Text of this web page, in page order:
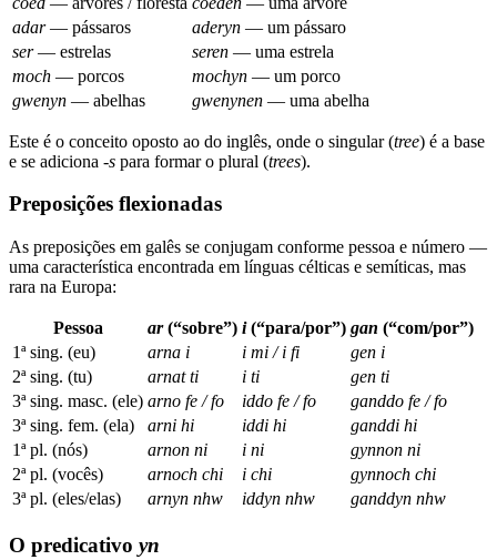
adar— pássaros aderyn — um pássaro
ser— estrelas seren — uma estrela
moch — porcos mochyn — um porco
gwenyn — abelhas gwenynen — uma abelha
Este é o conceito oposto ao do inglês, onde o singular (tree) é a base
e se adiciona -s para formar o plural (trees).
Preposições flexionadas
As preposições em galês se conjugam conforme pessoa e número —
uma característica encontrada em línguas célticas e semíticas, mas
rara na Europa:
Pessoa ar(“sobre”) i(“para/por”) gan (“com/por”)
1ª sing. (eu)
arna i i mi / i fi
gen i
2ª sing. (tu)
arnat ti i ti
gen ti
3ª sing. masc. (ele) arno fe / fo iddo fe / fo
ganddo fe / fo
3ª sing. fem. (ela)
arni hi iddi hi
ganddi hi
1ª pl. (nós)
arnon ni i ni
gynnon ni
2ª pl. (vocês)
arnoch chi i chi
gynnoch chi
3ª pl. (eles/elas)
arnyn nhw iddyn nhw ganddyn nhw
O predicativo yn